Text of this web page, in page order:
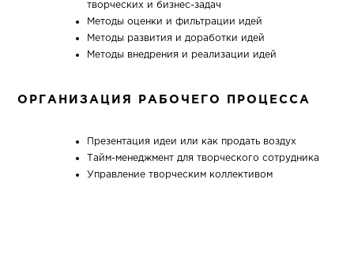
творческих и бизнес-задач
Методы оценки и фильтрации идей
Методы развития и доработки идей
Методы внедрения и реализации идей
ОРГАНИЗАЦИЯ РАБОЧЕГО ПРОЦЕССА
Презентация идеи или как продать воздух
Тайм-менеджмент для творческого сотрудника
Управление творческим коллективом